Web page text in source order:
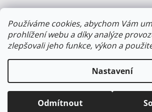
Používáme cookies, abychom Vám
prohlížení webu a díky analýze
zlepšovali jeho funkce, výkon a
Nastavení
Odmítnout
E-mailová adresa
Odebírat novinky